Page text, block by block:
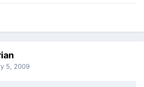
5, 2009